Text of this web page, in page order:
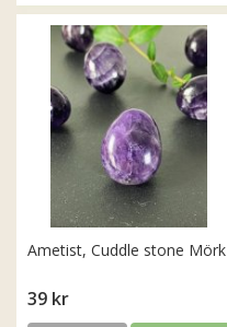
Ametist, Cuddle stone Mörk
39 kr